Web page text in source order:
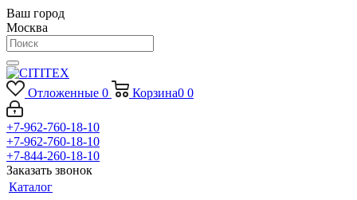
Ваш город
Москва
Отложенные 0 Корзина0 0
+7-962-760-18-10
+7-962-760-18-10
+7-844-260-18-10
Заказать звонок
Каталог